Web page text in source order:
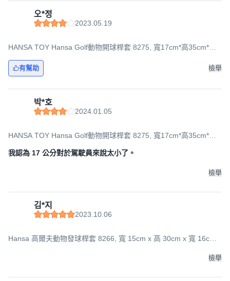
오*정
2023.05.19
HANSA TOY Hansa Golf動物開球桿套 8275, 寬17cm*高35cm*厚
有幫助 檢舉
박*호
2024.01.05
HANSA TOY Hansa Golf動物開球桿套 8275, 寬17cm*高35cm*厚
我認為 17 公分對於駕駛員來說太小了。
檢舉
김*지
2023.10.06
Hansa 高爾夫動物發球桿套 8266, 寬 15cm x 高 30cm x 寬 16cm,
檢舉